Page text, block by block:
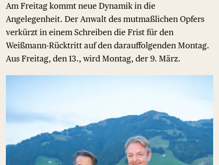
Am Freitag kommt neue Dynamik in die
Angelegenheit. Der Anwalt des mutmaßlichen Opfers
verkürzt in einem Schreiben die Frist für den
Weißmann-Rücktritt auf den darauffolgenden Montag.
Aus Freitag, den 13., wird Montag, der 9. März.